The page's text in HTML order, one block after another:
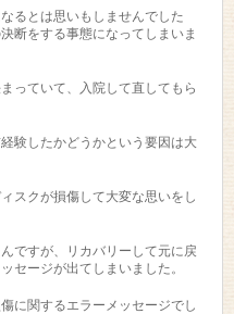
るとは思いもしませんでした
断をする事態になってしまいま
っていて、入院して直してもら
験したかどうかという要因は大
スクが損傷して大変な思いをし
ですが、リカバリーして元に戻
セージが出てしまいました。
に関するエラーメッセージでし